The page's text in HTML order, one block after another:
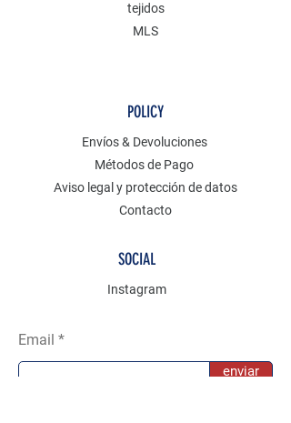
tejidos
MLS
POLICY
Envíos & Devoluciones
Métodos de Pago
Aviso legal y protección de datos
Contacto
SOCIAL
Instagram
Email
enviar